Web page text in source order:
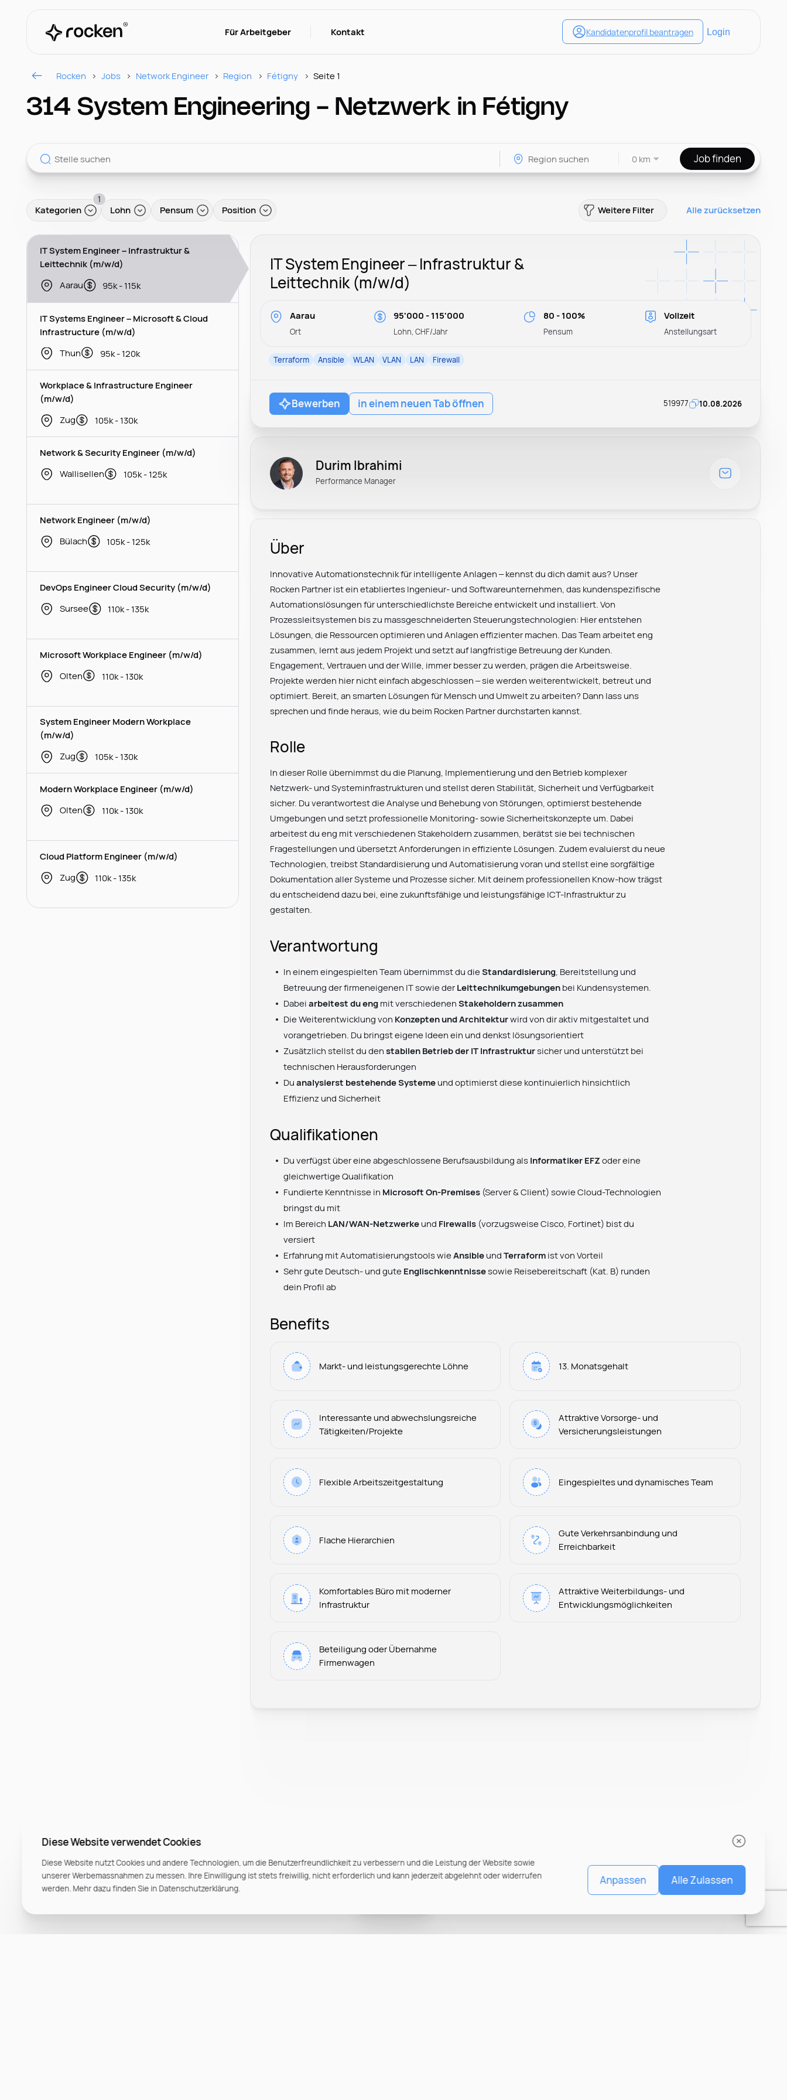
Für Arbeitgeber Kontakt
Rocken Jobs Network Engineer Region Fétigny Seite 1
314 System Engineering - Netzwerk in Fétigny
0 km Job finden
Kategorien
1
Lohn Pensum Position Weitere Filter Alle zurücksetzen
IT System Engineer – Infrastruktur &
Leittechnik (m/w/d)
Aarau
95k - 115k
IT Systems Engineer – Microsoft & Cloud
Infrastructure (m/w/d)
Thun
95k - 120k
Workplace & Infrastructure Engineer
(m/w/d)
Zug
105k - 130k
Network & Security Engineer (m/w/d)
Wallisellen
105k - 125k
Network Engineer (m/w/d)
Bülach
105k - 125k
DevOps Engineer Cloud Security (m/w/d)
Sursee
110k - 135k
Microsoft Workplace Engineer (m/w/d)
Olten
110k - 130k
System Engineer Modern Workplace
(m/w/d)
Zug
105k - 130k
Modern Workplace Engineer (m/w/d)
Olten
110k - 130k
Cloud Platform Engineer (m/w/d)
Zug
110k - 135k
IT System Engineer – Infrastruktur &
Leittechnik (m/w/d)
Aarau
Ort
95'000 - 115'000
Lohn, CHF/Jahr
80 - 100%
Pensum
Vollzeit
Anstellungsart
Terraform Ansible WLAN VLAN LAN Firewall
Bewerben in einem neuen Tab öffnen 519977 10.08.2026
Durim Ibrahimi
Performance Manager
Über
Innovative Automationstechnik für intelligente Anlagen – kennst du dich damit aus? Unser
Rocken Partner ist ein etabliertes Ingenieur- und Softwareunternehmen, das kundenspezifische
Automationslösungen für unterschiedlichste Bereiche entwickelt und installiert. Von
Prozessleitsystemen bis zu massgeschneiderten Steuerungstechnologien: Hier entstehen
Lösungen, die Ressourcen optimieren und Anlagen effizienter machen. Das Team arbeitet eng
zusammen, lernt aus jedem Projekt und setzt auf langfristige Betreuung der Kunden.
Engagement, Vertrauen und der Wille, immer besser zu werden, prägen die Arbeitsweise.
Projekte werden hier nicht einfach abgeschlossen – sie werden weiterentwickelt, betreut und
optimiert. Bereit, an smarten Lösungen für Mensch und Umwelt zu arbeiten? Dann lass uns
sprechen und finde heraus, wie du beim Rocken Partner durchstarten kannst.
Rolle
In dieser Rolle übernimmst du die Planung, Implementierung und den Betrieb komplexer
Netzwerk- und Systeminfrastrukturen und stellst deren Stabilität, Sicherheit und Verfügbarkeit
sicher. Du verantwortest die Analyse und Behebung von Störungen, optimierst bestehende
Umgebungen und setzt professionelle Monitoring- sowie Sicherheitskonzepte um. Dabei
arbeitest du eng mit verschiedenen Stakeholdern zusammen, berätst sie bei technischen
Fragestellungen und übersetzt Anforderungen in effiziente Lösungen. Zudem evaluierst du neue
Technologien, treibst Standardisierung und Automatisierung voran und stellst eine sorgfältige
Dokumentation aller Systeme und Prozesse sicher. Mit deinem professionellen Know-how trägst
du entscheidend dazu bei, eine zukunftsfähige und leistungsfähige ICT-Infrastruktur zu
gestalten.
Verantwortung
In einem eingespielten Team übernimmst du dieStandardisierung , Bereitstellung und
Betreuung der firmeneigenen IT sowie der Leittechnikumgebungen bei Kundensystemen.
Dabeiarbeitest du eng mit verschiedenenStakeholdern zusammen
Die Weiterentwicklung von Konzepten und Architekturwird von dir aktiv mitgestaltet und
vorangetrieben. Du bringst eigene Ideen ein und denkst lösungsorientiert
Zusätzlich stellst du denstabilen Betrieb der IT Infrastruktursicher und unterstützt bei
technischen Herausforderungen
Duanalysierst bestehende Systeme und optimierst diese kontinuierlich hinsichtlich
Effizienz und Sicherheit
Qualifikationen
Du verfügst über eine abgeschlossene Berufsausbildung als Informatiker EFZ oder eine
gleichwertige Qualifikation
Fundierte Kenntnisse in Microsoft On-Premises (Server & Client) sowie Cloud-Technologien
bringst du mit
Im Bereich LAN/WAN-Netzwerke und Firewalls (vorzugsweise Cisco, Fortinet) bist du
versiert
Erfahrung mit Automatisierungstools wieAnsible undTerraform ist von Vorteil
Sehr gute Deutsch- und gute Englischkenntnissesowie Reisebereitschaft (Kat. B) runden
dein Profil ab
Benefits
Markt- und leistungsgerechte Löhne 13. Monatsgehalt
Interessante und abwechslungsreiche
Tätigkeiten/Projekte
Attraktive Vorsorge- und
Versicherungsleistungen
Flexible Arbeitszeitgestaltung Eingespieltes und dynamisches Team
Flache Hierarchien
Gute Verkehrsanbindung und
Erreichbarkeit
Komfortables Büro mit moderner
Infrastruktur
Attraktive Weiterbildungs- und
Entwicklungsmöglichkeiten
Beteiligung oder Übernahme
Firmenwagen
Diese Website verwendet Cookies
Diese Website nutzt Cookies und andere Technologien, um die Benutzerfreundlichkeit zu verbessern und die Leistung der Website sowie
unserer Werbemassnahmen zu messen. Ihre Einwilligung ist stets freiwillig, nicht erforderlich und kann jederzeit abgelehnt oder widerrufen
werden. Mehr dazu finden Sie in Datenschutzerklärung.
Anpassen Alle Zulassen